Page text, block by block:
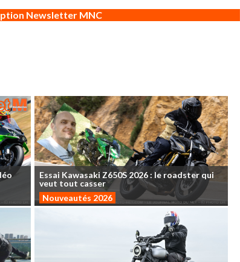
Newsletter MNC
Essai Kawasaki Z650S2026: le roadster qui
veut tout casser
Nouveautés 2026